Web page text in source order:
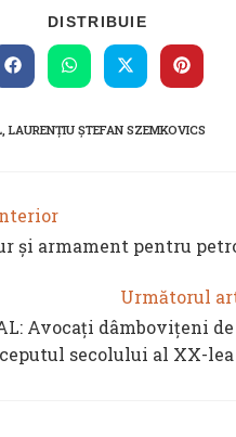
DISTRIBUIE
THIS
CONTENT
Opens
in
window
Opens
in
window
Opens
in
window
Opens
in
window
LAURENȚIU ȘTEFAN SZEMKOVICS
şi armament pentru
Următorul
Avocați dâmbovițeni
secolului al XX-lea